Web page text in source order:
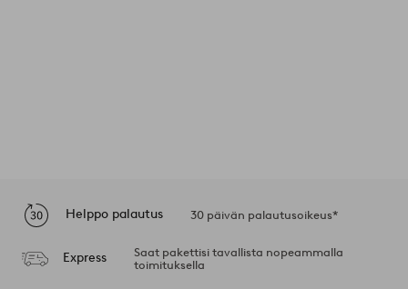
Helppo palautus 30 päivän palautusoikeus*
Express
Saat pakettisi tavallista nopeammalla
toimituksella